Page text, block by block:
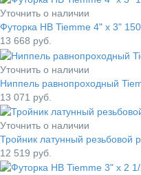
Уточнить о наличии
Футорка НВ Tiemme 4" x 3"
13 668 руб.
Уточнить о наличии
Ниппель равнопроходный
13 071 руб.
Уточнить о наличии
Тройник латунный резьбовой
12 519 руб.